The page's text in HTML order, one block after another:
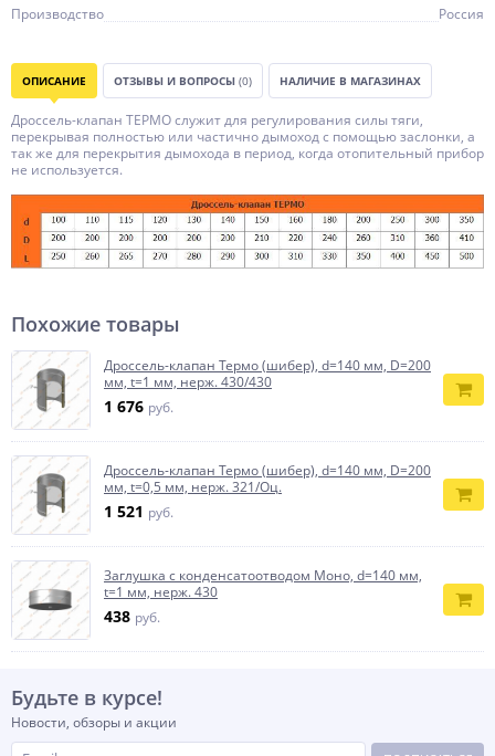
Производство
Россия
ОПИСАНИЕ ОТЗЫВЫ И ВОПРОСЫ (0) НАЛИЧИЕ В МАГАЗИНАХ
Дроссель-клапан ТЕРМО служит для регулирования силы тяги,
перекрывая полностью или частично дымоход с помощью заслонки, а
так же для перекрытия дымохода в период, когда отопительный прибор
не используется.
Похожие товары
Дроссель-клапан Термо (шибер), d=140 мм, D=200
мм, t=1 мм, нерж. 430/430
1 676 руб.
Дроссель-клапан Термо (шибер), d=140 мм, D=200
мм, t=0,5 мм, нерж. 321/Оц.
1 521 руб.
Заглушка с конденсатоотводом Моно, d=140 мм,
t=1 мм, нерж. 430
438 руб.
Будьте в курсе!
Новости, обзоры и акции